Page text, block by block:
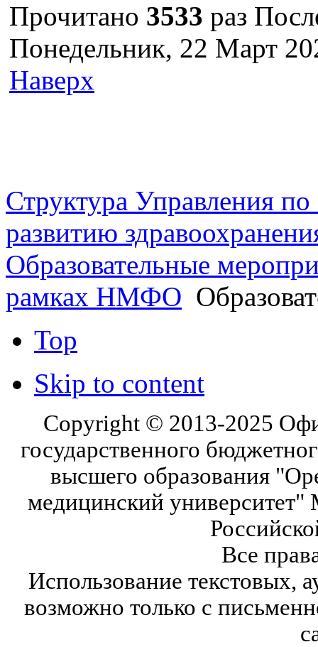
Прочитано 3533 раз
Понедельник, 22 Март
Наверх
Структура Управления
развитию
Образовательные
рамках НМФО
Top
Skip to content
Copyright © 2013-2025
государственного
высшего образования
медицинский университет"
Все
Использование текстовых,
возможно только с